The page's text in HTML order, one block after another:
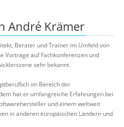
André Krämer
Berater und Trainer im Umfeld von
Vorträge auf Fachkonferenzen und
sehr bekannt.
im Bereich der
hat er umfangreiche Erfahrungen bei
und einem weltweit
in anderen europäischen Ländern und